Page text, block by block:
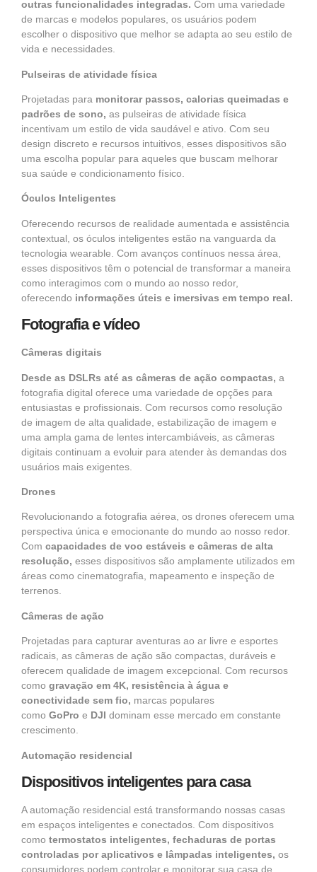
outras funcionalidades integradas. Com uma variedade
de marcas e modelos populares, os usuários podem
escolher o dispositivo que melhor se adapta ao seu estilo de
vida e necessidades.
Pulseiras de atividade física
Projetadas para monitorar passos, calorias queimadas e
padrões de sono, as pulseiras de atividade física
incentivam um estilo de vida saudável e ativo. Com seu
design discreto e recursos intuitivos, esses dispositivos são
uma escolha popular para aqueles que buscam melhorar
sua saúde e condicionamento físico.
Óculos Inteligentes
Oferecendo recursos de realidade aumentada e assistência
contextual, os óculos inteligentes estão na vanguarda da
tecnologia wearable. Com avanços contínuos nessa área,
esses dispositivos têm o potencial de transformar a maneira
como interagimos com o mundo ao nosso redor,
oferecendo informações úteis e imersivas em tempo real.
Fotografia e vídeo
Câmeras digitais
Desde as DSLRs até as câmeras de ação compactas, a
fotografia digital oferece uma variedade de opções para
entusiastas e profissionais. Com recursos como resolução
de imagem de alta qualidade, estabilização de imagem e
uma ampla gama de lentes intercambiáveis, as câmeras
digitais continuam a evoluir para atender às demandas dos
usuários mais exigentes.
Drones
Revolucionando a fotografia aérea, os drones oferecem uma
perspectiva única e emocionante do mundo ao nosso redor.
Com capacidades de voo estáveis ​​e câmeras de alta
resolução, esses dispositivos são amplamente utilizados em
áreas como cinematografia, mapeamento e inspeção de
terrenos.
Câmeras de ação
Projetadas para capturar aventuras ao ar livre e esportes
radicais, as câmeras de ação são compactas, duráveis ​​e
oferecem qualidade de imagem excepcional. Com recursos
como gravação em 4K, resistência à água e
conectividade sem fio, marcas populares
como GoPro e DJI dominam esse mercado em constante
crescimento.
Automação residencial
Dispositivos inteligentes para casa
A automação residencial está transformando nossas casas
em espaços inteligentes e conectados. Com dispositivos
como termostatos inteligentes, fechaduras de portas
controladas por aplicativos e lâmpadas inteligentes, os
consumidores podem controlar e monitorar sua casa de